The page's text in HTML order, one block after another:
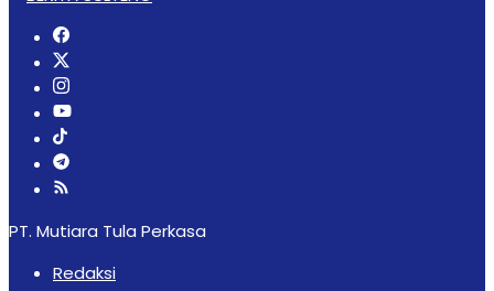
PT. Mutiara Tula Perkasa
Redaksi